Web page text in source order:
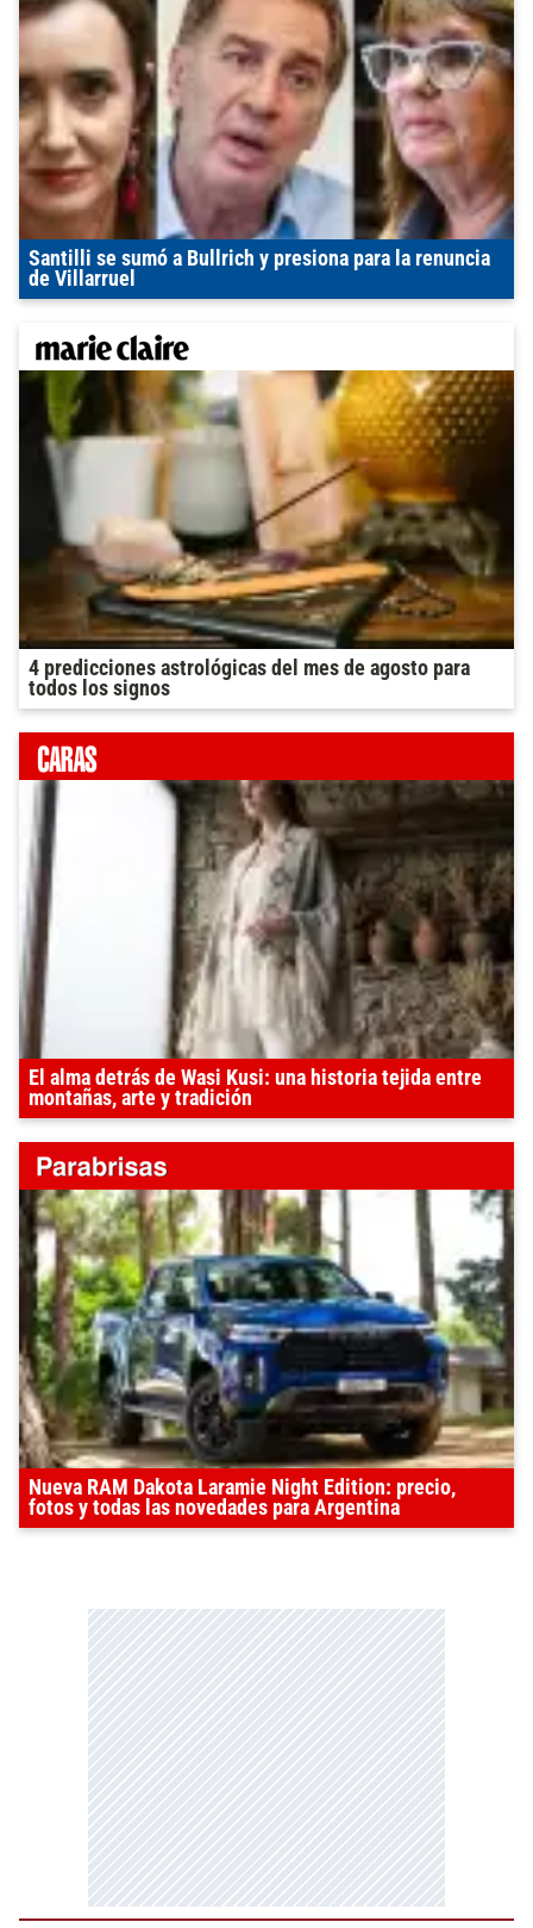
Santilli se sumó a Bullrich y presiona para la renuncia
de Villarruel
4 predicciones astrológicas del mes de agosto para
todos los signos
El alma detrás de Wasi Kusi: una historia tejida entre
montañas, arte y tradición
Nueva RAM Dakota Laramie Night Edition: precio,
fotos y todas las novedades para Argentina